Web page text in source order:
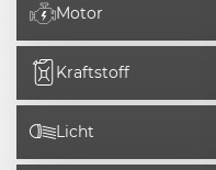
Motor
Kraftstoff
Licht